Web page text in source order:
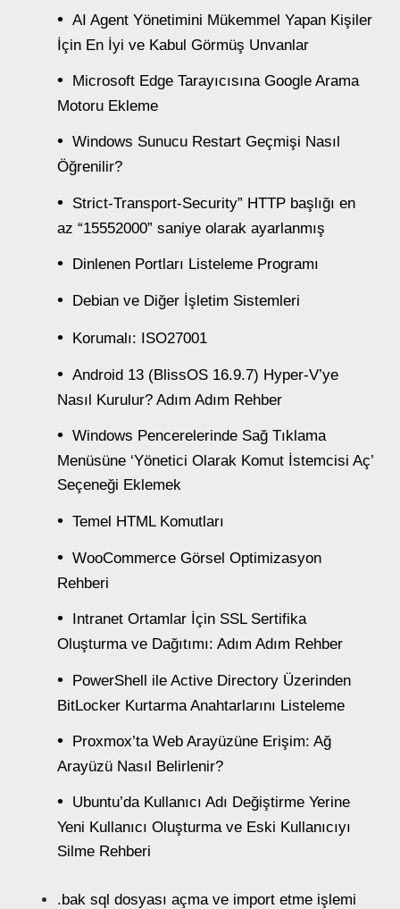
AI Agent Yönetimini Mükemmel Yapan Kişiler
İçin En İyi ve Kabul Görmüş Unvanlar
Microsoft Edge Tarayıcısına Google Arama
Motoru Ekleme
Windows Sunucu Restart Geçmişi Nasıl
Öğrenilir?
Strict-Transport-Security” HTTP başlığı en
az “15552000” saniye olarak ayarlanmış
Dinlenen Portları Listeleme Programı
Debian ve Diğer İşletim Sistemleri
Korumalı: ISO27001
Android 13 (BlissOS 16.9.7) Hyper-V’ye
Nasıl Kurulur? Adım Adım Rehber
Windows Pencerelerinde Sağ Tıklama
Menüsüne ‘Yönetici Olarak Komut İstemcisi Aç’
Seçeneği Eklemek
Temel HTML Komutları
WooCommerce Görsel Optimizasyon
Rehberi
Intranet Ortamlar İçin SSL Sertifika
Oluşturma ve Dağıtımı: Adım Adım Rehber
PowerShell ile Active Directory Üzerinden
BitLocker Kurtarma Anahtarlarını Listeleme
Proxmox’ta Web Arayüzüne Erişim: Ağ
Arayüzü Nasıl Belirlenir?
Ubuntu’da Kullanıcı Adı Değiştirme Yerine
Yeni Kullanıcı Oluşturma ve Eski Kullanıcıyı
Silme Rehberi
.bak sql dosyası açma ve import etme işlemi